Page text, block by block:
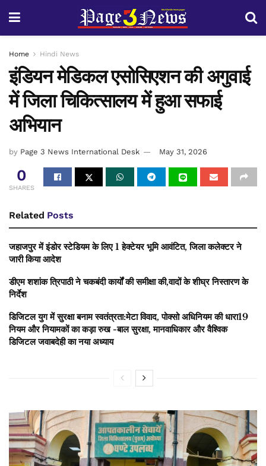
Home Hindi News
इंडियन मेडिकल एसोसिएशन की अगुवाई
में जिला चिकित्सालय में हुआ सफाई
अभियान
by Page 3 News International Desk May 31, 2026
0
SHARES
Related Posts
जहाजपुर में इंडोर स्टेडियम के लिए 1 हेक्टेयर भूमि आवंटित, जिला कलेक्टर ने
जारी किया आदेश
डीएम शशांक त्रिपाठी ने चकबंदी कार्यों की समीक्षा की,वादों के शीघ्र निस्तारण के
निर्देश
डिजिटल युग में सुरक्षा बनाम स्वतंत्रता:मेटा विवाद, पोक्सो अधिनियम की धारा19
नियम और नियामकों का कड़ा रुख -बाल सुरक्षा, मानवाधिकार और वैश्विक
डिजिटल जवाबदेही का नया अध्याय